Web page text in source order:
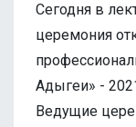
Сегодня в
церемония
Адыгеи» -
Ведущие